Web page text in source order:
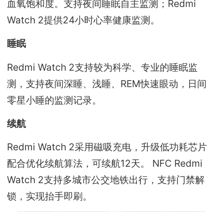
血氧饱和度。支持夜间睡眠自主监测；Redmi
Watch 2提供24小时心率健康监测。
睡眠
Redmi Watch 2支持较为科学、专业的睡眠监
测，支持夜间深睡、浅睡、REM快速眼动，日间
零星小睡的监测记录。
续航
Redmi Watch 2采用磁吸充电，升级低功耗芯片
配合优化续航算法，可续航12天。 NFC Redmi
Watch 2支持多城市公交地铁出行，支持门禁解
锁，实现抬手即刷。